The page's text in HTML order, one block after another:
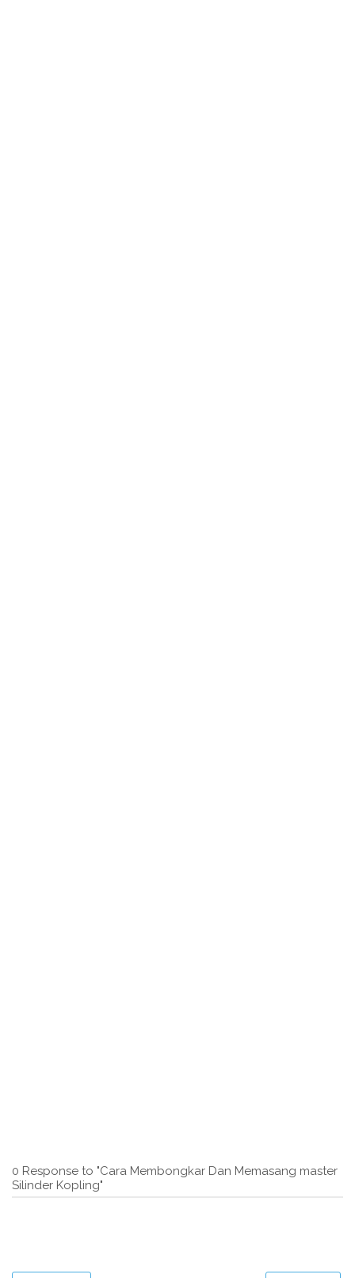
0 Response to "Cara Membongkar Dan Memasang master
Silinder Kopling"